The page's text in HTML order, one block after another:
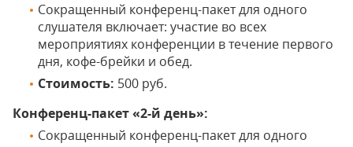
Сокращенный конференц-пакет для одного
слушателя включает: участие во всех
мероприятиях конференции в течение первого
дня, кофе-брейки и обед.
Стоимость: 500 руб.
Конференц-пакет «2-й день»:
Сокращенный конференц-пакет для одного